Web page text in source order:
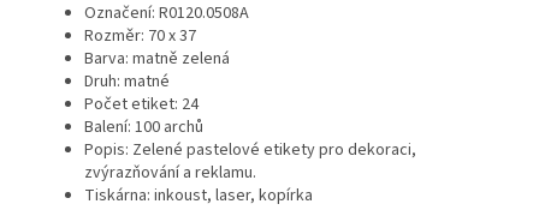
Označení: R0120.0508A
Rozměr: 70 x 37
Barva: matně zelená
Druh: matné
Počet etiket: 24
Balení: 100 archů
Popis: Zelené pastelové etikety pro dekoraci,
zvýrazňování a reklamu.
Tiskárna: inkoust, laser, kopírka